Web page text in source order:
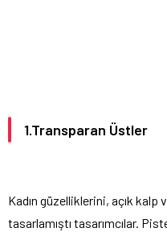
1.Transparan Üstler
Kadın güzelliklerini, açık kalp
tasarlamıştı tasarımcılar.